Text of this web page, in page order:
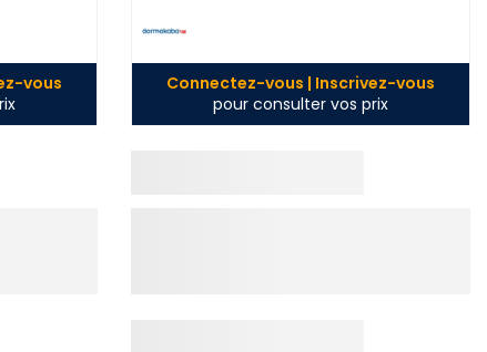
vous
Connectez-vous | Inscrivez-vous
pour consulter vos prix